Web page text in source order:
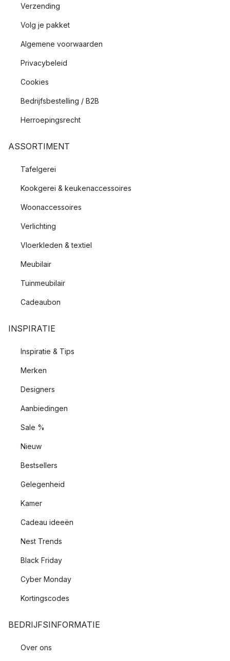
Verzending
Volg je pakket
Algemene voorwaarden
Privacybeleid
Cookies
Bedrijfsbestelling / B2B
Herroepingsrecht
ASSORTIMENT
Tafelgerei
Kookgerei & keukenaccessoires
Woonaccessoires
Verlichting
Vloerkleden & textiel
Meubilair
Tuinmeubilair
Cadeaubon
INSPIRATIE
Inspiratie & Tips
Merken
Designers
Aanbiedingen
Sale %
Nieuw
Bestsellers
Gelegenheid
Kamer
Cadeau ideeën
Nest Trends
Black Friday
Cyber Monday
Kortingscodes
BEDRIJFSINFORMATIE
Over ons